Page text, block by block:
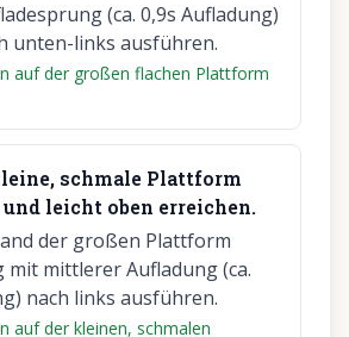
(ca. 0,9s Aufladung)
unten-links ausführen.
auf der großen flachen Plattform
schmale Plattform
leicht oben erreichen.
der großen Plattform
mit mittlerer Aufladung (ca.
nach links ausführen.
auf der kleinen, schmalen